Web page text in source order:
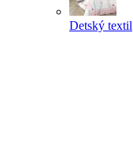
Detský textil